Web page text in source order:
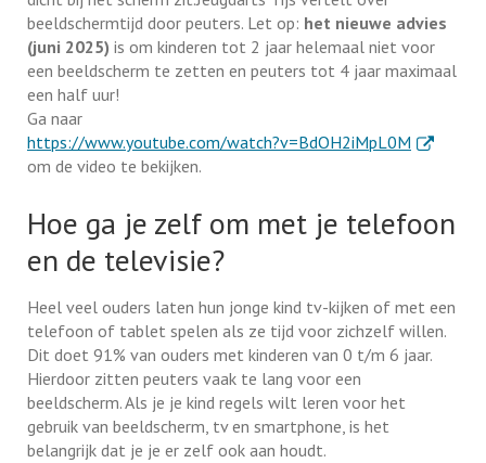
beeldschermtijd door peuters. Let op: het nieuwe advies
(juni 2025) is om kinderen tot 2 jaar helemaal niet voor
een beeldscherm te zetten en peuters tot 4 jaar maximaal
een half uur!
Ga naar
https://www.youtube.com/watch?v=BdOH2iMpL0M . Externe
om de video te bekijken.
Hoe ga je zelf om met je telefoon
en de televisie?
Heel veel ouders laten hun jonge kind tv-kijken of met een
telefoon of tablet spelen als ze tijd voor zichzelf willen.
Dit doet 91% van ouders met kinderen van 0 t/m 6 jaar.
Hierdoor zitten peuters vaak te lang voor een
beeldscherm. Als je je kind regels wilt leren voor het
gebruik van beeldscherm, tv en smartphone, is het
belangrijk dat je je er zelf ook aan houdt.